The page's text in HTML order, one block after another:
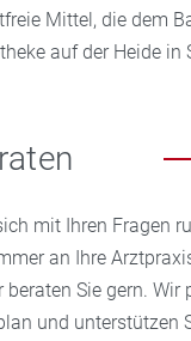
Mittel, die dem
auf der Heide in
mit Ihren Fragen
an Ihre
beraten Sie gern. Wir
und unterstützen